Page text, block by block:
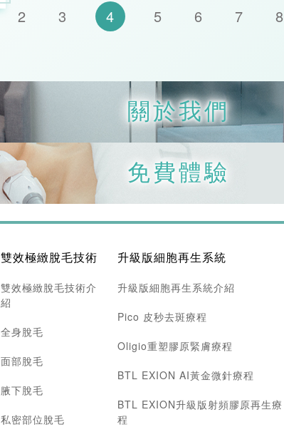
2 3 4 5 6 7 8
關於我們
免費體驗
雙效極緻脫毛技術
雙效極緻脫毛技術介
紹
全身脫毛
面部脫毛
腋下脫毛
私密部位脫毛
升級版細胞再生系統
升級版細胞再生系統介紹
Pico 皮秒去斑療程
Oligio重塑膠原緊膚療程
BTL EXION AI黃金微針療程
BTL EXION升級版射頻膠原再生療
程